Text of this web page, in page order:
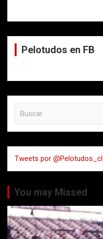
Pelotudos en FB
a
r
Tweets por @Pelotudos_cl
You may Missed